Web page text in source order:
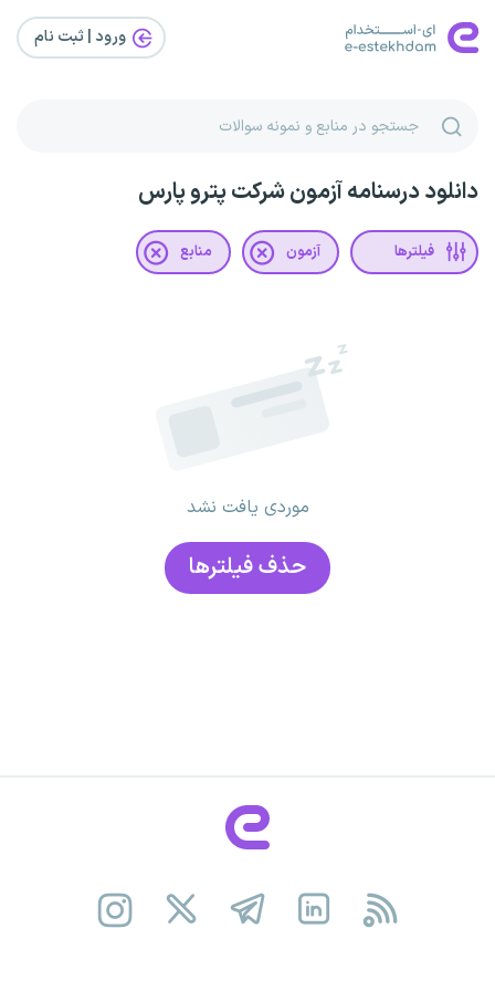
ورود | ثبت‌ نام
دانلود درسنامه آزمون شرکت پترو پارس
فیلترها آزمون منابع
موردی یافت نشد
حذف فیلتر‌ها